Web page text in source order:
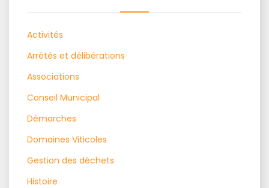
Activités
Arrêtés et délibérations
Associations
Conseil Municipal
Démarches
Domaines Viticoles
Gestion des déchets
Histoire